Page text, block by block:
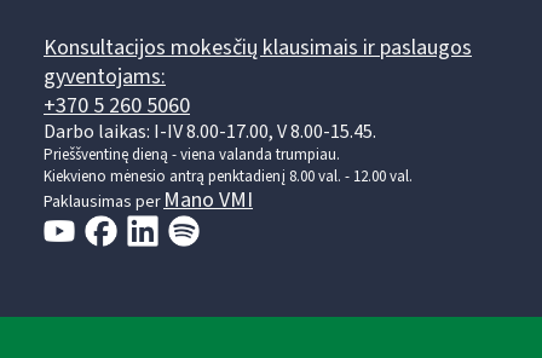
Konsultacijos mokesčių klausimais ir paslaugos
gyventojams:
+370 5 260 5060
Darbo laikas: I-IV 8.00-17.00, V 8.00-15.45.
Prieššventinę dieną - viena valanda trumpiau.
Kiekvieno mėnesio antrą penktadienį 8.00 val. - 12.00 val.
Paklausimas perMano VMI